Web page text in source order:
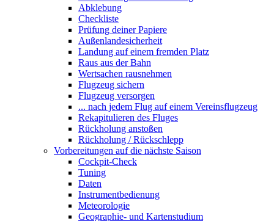
Abklebung
Checkliste
Prüfung deiner Papiere
Außenlandesicherheit
Landung auf einem fremden Platz
Raus aus der Bahn
Wertsachen rausnehmen
Flugzeug sichern
Flugzeug versorgen
... nach jedem Flug auf einem Vereinsflugzeug
Rekapitulieren des Fluges
Rückholung anstoßen
Rückholung / Rückschlepp
Vorbereitungen auf die nächste Saison
Cockpit-Check
Tuning
Daten
Instrumentbedienung
Meteorologie
Geographie- und Kartenstudium